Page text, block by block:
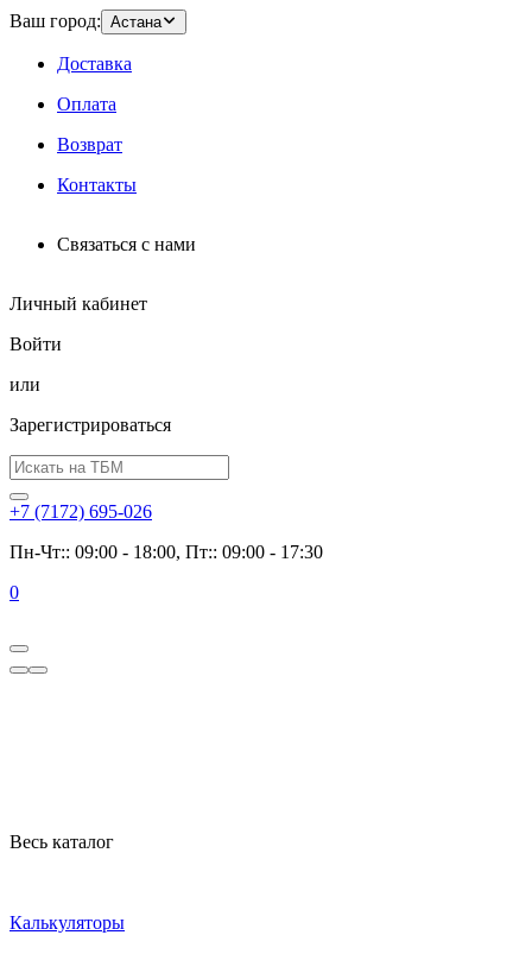
Ваш город: Астана
Доставка
Оплата
Возврат
Контакты
Связаться с нами
Личный кабинет
Войти
или
Зарегистрироваться
+7 (7172) 695-026
Пн-Чт:: 09:00 - 18:00, Пт:: 09:00 - 17:30
0
Весь каталог
Калькуляторы